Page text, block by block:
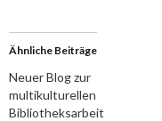
Ähnliche Beiträge
Neuer Blog zur
multikulturellen
Bibliotheksarbeit